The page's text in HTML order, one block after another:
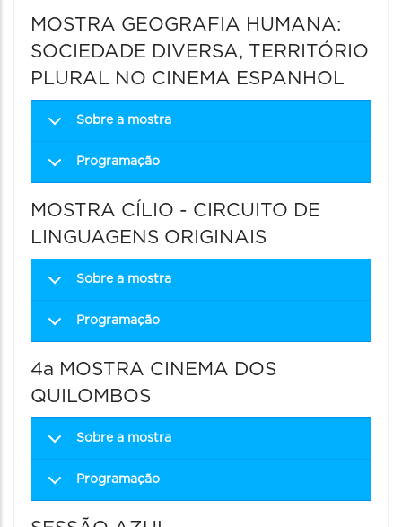
MOSTRA GEOGRAFIA HUMANA:
SOCIEDADE DIVERSA, TERRITÓRIO
PLURAL NO CINEMA ESPANHOL
Sobre a mostra
Programação
MOSTRA CÍLIO - CIRCUITO DE
LINGUAGENS ORIGINAIS
Sobre a mostra
Programação
4a MOSTRA CINEMA DOS
QUILOMBOS
Sobre a mostra
Programação